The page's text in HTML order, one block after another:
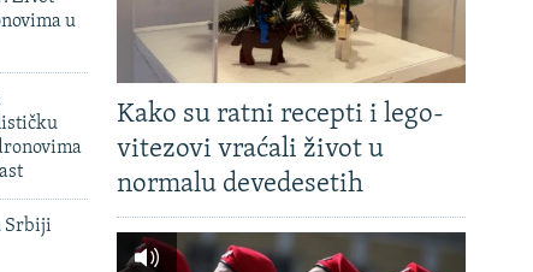
u
Srbiji
Kako su ratni recepti i lego-
vitezovi vraćali život u
normalu devedesetih